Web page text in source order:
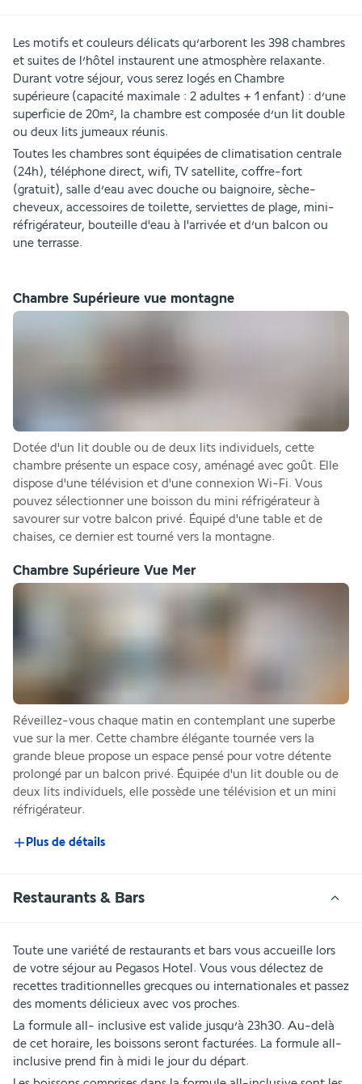
Les motifs et couleurs délicats qu’arborent les 398 chambres
et suites de l’hôtel instaurent une atmosphère relaxante.
Durant votre séjour, vous serez logés en Chambre
supérieure (capacité maximale : 2 adultes + 1 enfant) : d’une
superficie de 20m², la chambre est composée d’un lit double
ou deux lits jumeaux réunis.
Toutes les chambres sont équipées de climatisation centrale
(24h), téléphone direct, wifi, TV satellite, coffre-fort
(gratuit), salle d’eau avec douche ou baignoire, sèche-
cheveux, accessoires de toilette, serviettes de plage, mini-
réfrigérateur, bouteille d'eau à l'arrivée et d’un balcon ou
une terrasse.
Chambre Supérieure vue montagne
Dotée d'un lit double ou de deux lits individuels, cette
chambre présente un espace cosy, aménagé avec goût. Elle
dispose d'une télévision et d'une connexion Wi-Fi. Vous
pouvez sélectionner une boisson du mini réfrigérateur à
savourer sur votre balcon privé. Équipé d'une table et de
chaises, ce dernier est tourné vers la montagne.
Chambre Supérieure Vue Mer
Réveillez-vous chaque matin en contemplant une superbe
vue sur la mer. Cette chambre élégante tournée vers la
grande bleue propose un espace pensé pour votre détente
prolongé par un balcon privé. Équipée d'un lit double ou de
deux lits individuels, elle possède une télévision et un mini
réfrigérateur.
Plus de détails
Restaurants & Bars
Toute une variété de restaurants et bars vous accueille lors
de votre séjour au Pegasos Hotel. Vous vous délectez de
recettes traditionnelles grecques ou internationales et passez
des moments délicieux avec vos proches.
La formule all- inclusive est valide jusqu’à 23h30. Au-delà
de cet horaire, les boissons seront facturées. La formule all-
inclusive prend fin à midi le jour du départ.